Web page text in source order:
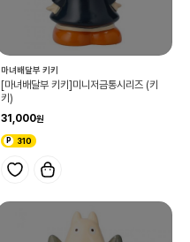
마녀배달부 키키
[마녀배달부 키키]미니저금통시리즈 (키
키)
31,000
310